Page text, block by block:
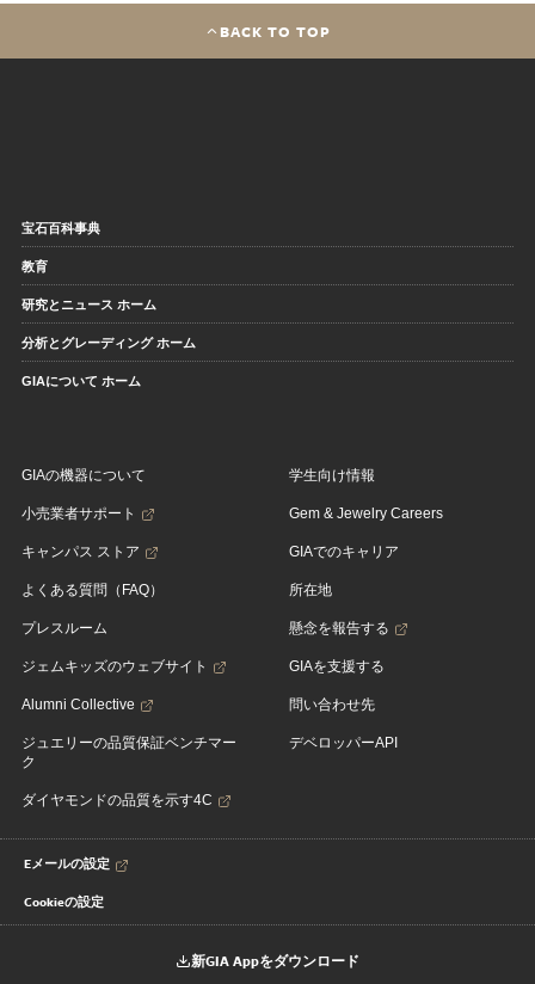
BACK TO TOP
宝石百科事典
教育
研究とニュース ホーム
分析とグレーディング ホーム
GIAについて ホーム
GIAの機器について
小売業者サポート
キャンパス ストア
よくある質問（FAQ）
プレスルーム
ジェムキッズのウェブサイト
Alumni Collective
ジュエリーの品質保証ベンチマー
ク
ダイヤモンドの品質を示す4C
学生向け情報
Gem & Jewelry Careers
GIAでのキャリア
所在地
懸念を報告する
GIAを支援する
問い合わせ先
デベロッパーAPI
Eメールの設定
Cookieの設定
新GIA Appをダウンロード